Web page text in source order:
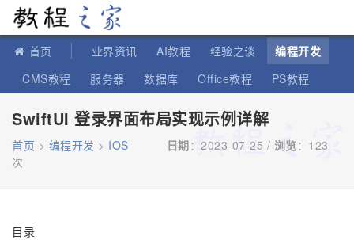
首页 业界资讯 AI教程 经验之谈
编程开发
CMS教程
服务器 数据库 Office教程
PS教程
SwiftUI 登录界面布局实现示例详解
首页 > 编程开发 > IOS 日期：2023-07-25 / 浏览： 123
次
目录